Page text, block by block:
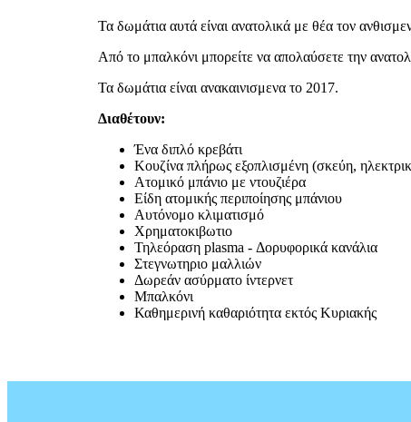
Τα δωμάτια αυτά είναι ανατολικά με θέα τον
Από το μπαλκόνι μπορείτε να απολαύσετε την
Τα δωμάτια είναι ανακαινισμενα το 2017.
Διαθέτουν:
Ένα διπλό κρεβάτι
Κουζίνα πλήρως εξοπλισμένη (σκεύη,
Ατομικό μπάνιο με ντουζιέρα
Είδη ατομικής περιποίησης μπάνιου
Αυτόνομο κλιματισμό
Χρηματοκιβωτιο
Τηλεόραση plasma - Δορυφορικά κανάλια
Στεγνωτηριο μαλλιών
Δωρεάν ασύρματο ίντερνετ
Μπαλκόνι
Καθημερινή καθαριότητα εκτός Κυριακής